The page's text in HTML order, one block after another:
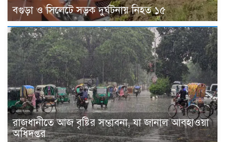
বগুড়া ও সিলেটে সড়ক দুর্ঘটনায় নিহত ১৫
রাজধানীতে আজ বৃষ্টির সম্ভাবনা, যা জানাল আবহাওয়া
অধিদপ্তর